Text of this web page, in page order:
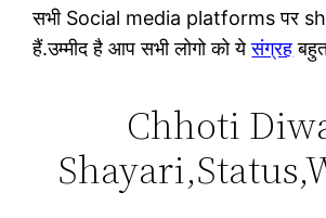
सभी Social media platforms पर
हैं.उम्मीद है आप सभी लोगो को येसंग्रह
Chhoti